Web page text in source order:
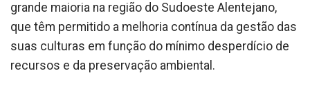
grande maioria na região do Sudoeste Alentejano,
que têm permitido a melhoria contínua da gestão das
suas culturas em função do mínimo desperdício de
recursos e da preservação ambiental.